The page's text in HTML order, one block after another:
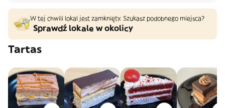
W tej chwili lokal jest zamknięty. Szukasz podobnego miejsca?
Sprawdź lokale w okolicy
Tartas